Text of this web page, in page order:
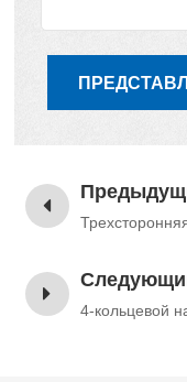
4-кольцевой